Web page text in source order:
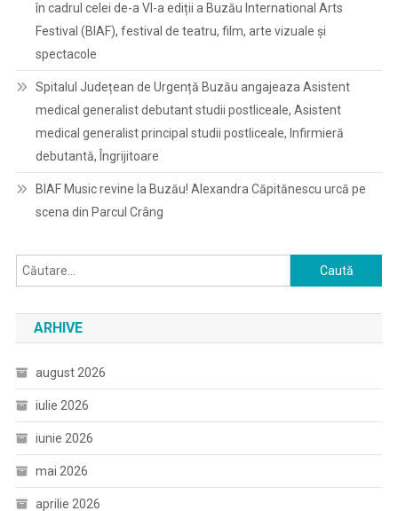
în cadrul celei de-a VI-a ediții a Buzău International Arts
Festival (BIAF), festival de teatru, film, arte vizuale și
spectacole
Spitalul Județean de Urgență Buzău angajeaza Asistent
medical generalist debutant studii postliceale, Asistent
medical generalist principal studii postliceale, Infirmieră
debutantă, Îngrijitoare
BIAF Music revine la Buzău! Alexandra Căpitănescu urcă pe
scena din Parcul Crâng
Caută
după:
ARHIVE
august 2026
iulie 2026
iunie 2026
mai 2026
aprilie 2026